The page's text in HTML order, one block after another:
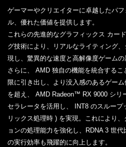
ゲーマーやクリエイターに卓越したパ
ル、優れた価値を提供します。
これらの先進的なグラフィックス カー
グ技術により、リアルなライティング
現し、驚異的な速度と高解像度ゲームの
さらに、 AMD 独自の機能を統合する
限に引き出し、より没入感のあるゲー
を超え、 AMD Radeon™ RX 9000 シリ
セラレータを活用し、 INT8 のスループ
リックス処理時 ) を実現。これにより
ョンの処理能力を強化し、RDNA 3 世
の実行効率も飛躍的に向上します。